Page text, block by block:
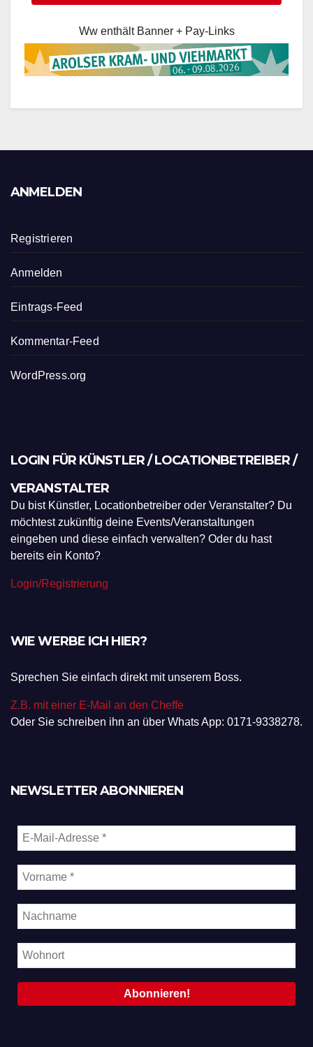
Ww enthält Banner + Pay-Links
ANMELDEN
Registrieren
Anmelden
Eintrags-Feed
Kommentar-Feed
WordPress.org
LOGIN FÜR KÜNSTLER / LOCATIONBETREIBER /
VERANSTALTER
Du bist Künstler, Locationbetreiber oder Veranstalter? Du
möchtest zukünftig deine Events/Veranstaltungen
eingeben und diese einfach verwalten? Oder du hast
bereits ein Konto?
Login/Registrierung
WIE WERBE ICH HIER?
Sprechen Sie einfach direkt mit unserem Boss.
Z.B. mit einer E-Mail an den Cheffe
Oder Sie schreiben ihn an über Whats App: 0171-9338278.
NEWSLETTER ABONNIEREN